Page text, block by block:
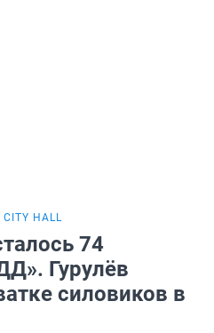
HALL
74
Гурулёв
силовиков в